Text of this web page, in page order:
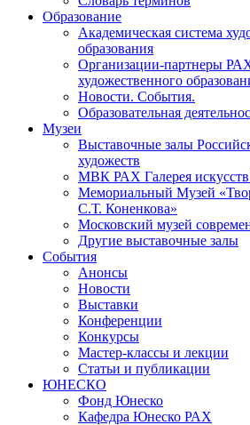
Образование
Академическая система
образования
Организации-партнеры
художественного
Новости. События.
Образовательная
Музеи
Выставочные залы
художеств
МВК РАХ Галерея искусств
Мемориальный Музей
С.Т. Коненкова»
Московский музей
Другие выставочные залы
События
Анонсы
Новости
Выставки
Конференции
Конкурсы
Мастер-классы и лекции
Статьи и публикации
ЮНЕСКО
Фонд Юнеско
Кафедра Юнеско РАХ